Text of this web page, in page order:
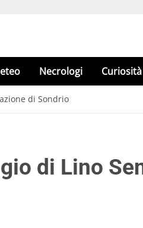
Necrologi Curiosità
di Sondrio
di Lino